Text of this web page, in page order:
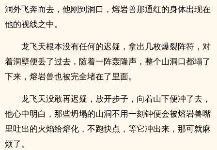
洞外飞奔而去，他刚到洞口，熔岩兽那通红的身体出现在
他的视线之中。
龙飞天根本没有任何的迟疑，拿出几枚爆裂阵符，对
着洞壁便丢了过去，随着一阵轰隆声，整个山洞口都塌了
下来，熔岩兽也被完全堵在了里面。
龙飞天没敢再迟疑，放开步子，向着山下便冲了去，
他心中明白，那些坍塌的山洞不用一刻钟便会被熔岩兽嘴
里吐出的火焰给熔化，不跑快点，等它冲出来，那可就麻
烦了。